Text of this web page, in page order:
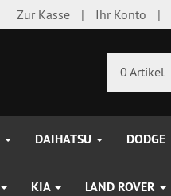
Zur Kasse Ihr Konto
0 Artikel
DAIHATSU DODGE
KIA LAND ROVER